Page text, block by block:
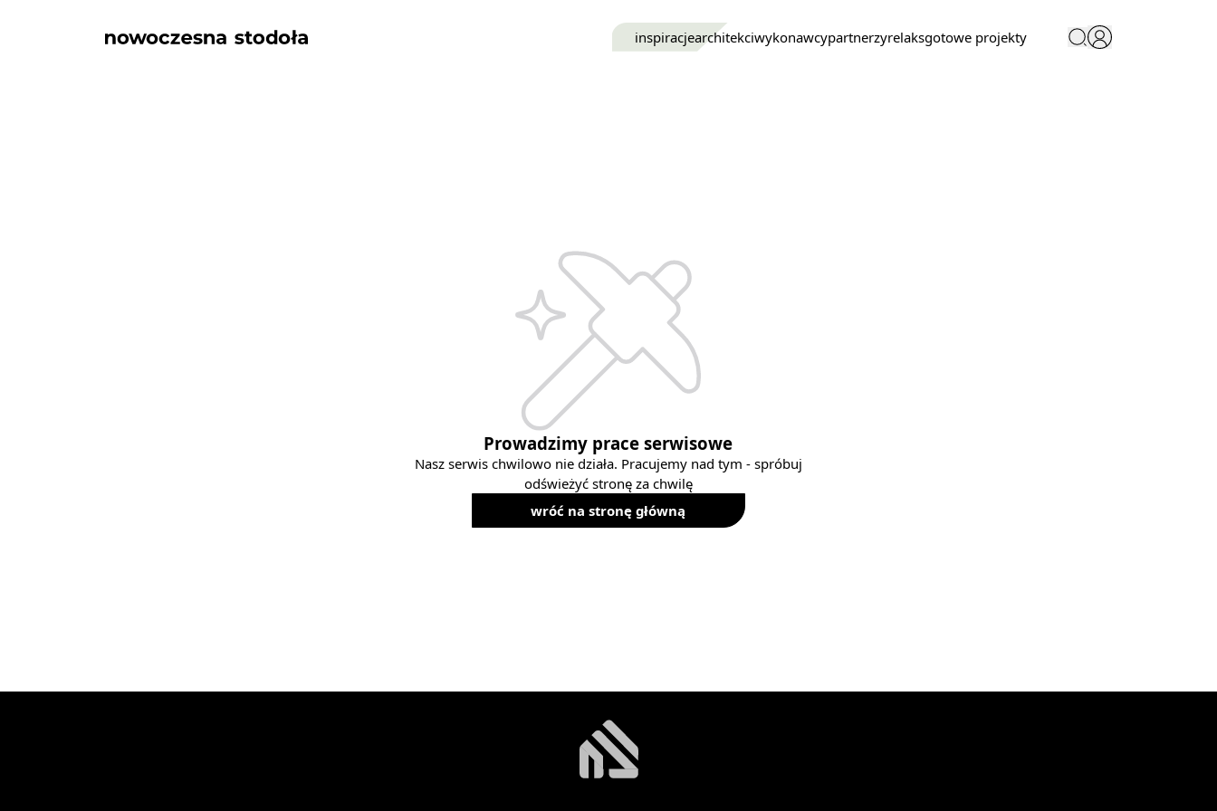
inspiracjearchitekciwykonawcypartnerzyrelaksgotowe projekty
Prowadzimy prace serwisowe
Nasz serwis chwilowo nie działa. Pracujemy nad tym - spróbuj
odświeżyć stronę za chwilę
wróć na stronę główną